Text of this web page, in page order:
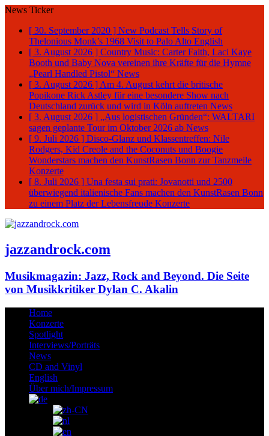
News Ticker
[ 30. September 2020 ] New Podcast Tells Story of
Thelonious Monk’s 1968 Visit to Palo Alto English
[ 3. August 2026 ] Country Music: Carter Faith, Laci Kaye
Booth und Baby Nova vereinen ihre Kräfte für die Hymne
„Pearl Handled Pistol“ News
[ 3. August 2026 ] Am 4. August kehrt die britische
Popikone Rick Astley für eine besondere Show nach
Deutschland zurück und wird in Köln auftreten News
[ 3. August 2026 ] „Aus logistischen Gründen“: WALTARI
sagen geplante Tour im Oktober 2026 ab News
[ 9. Juli 2026 ] Disco-Glanz und Klassentreffen: Nile
Rodgers, Kid Creole and the Coconuts und Boogie
Wonderstars machen den KunstRasen Bonn zur Tanzmeile
Konzerte
[ 8. Juli 2026 ] Una festa sui prati: Jovanotti und 2500
überwiegend italienische Fans machen den KunstRasen Bonn
zu einem Platz der Lebensfreude Konzerte
jazzandrock.com
Musikmagazin: Jazz, Rock and Beyond. Die Seite
von Musikkritiker Dylan C. Akalin
Home
Konzerte
Spotlight
Interviews/Porträts
News
CD and Vinyl
English
Über mich/Impressum